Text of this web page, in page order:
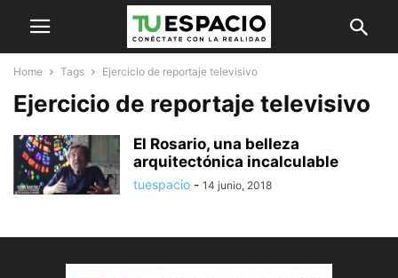
Home Tags Ejercicio de reportaje televisivo
Ejercicio de reportaje televisivo
El Rosario, una belleza
arquitectónica incalculable
tuespacio - 14 junio, 2018